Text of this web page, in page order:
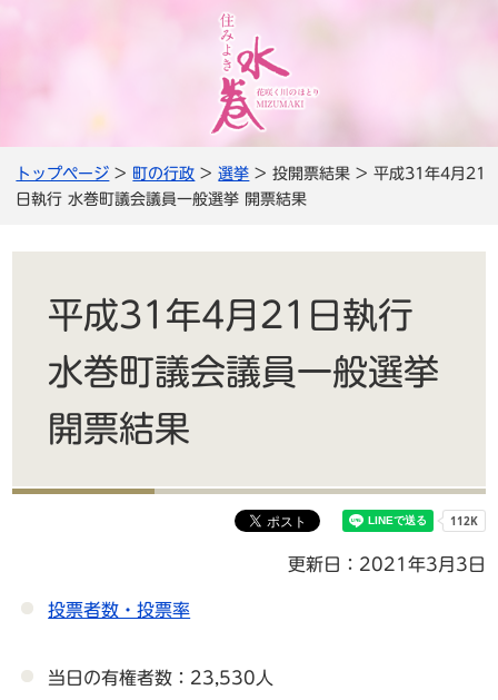
トップページ > 町の行政 >選挙 > 投開票結果 > 平成31年4月21
日執行 水巻町議会議員一般選挙 開票結果
平成31年4月21日執行
水巻町議会議員一般選挙
開票結果
更新日：2021年3月3日
投票者数・投票率
当日の有権者数：23,530人